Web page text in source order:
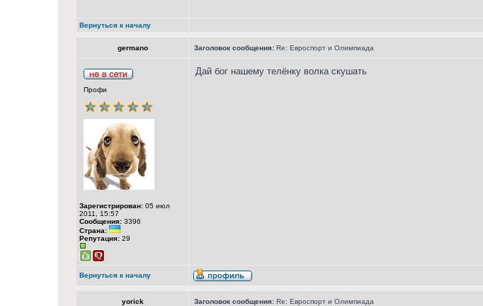
Вернуться к началу
germano Заголовок сообщения: Re: Евроспорт и Олимпиада
Профи
Зарегистрирован: 05 июл
2011, 15:57
Сообщения: 3396
Страна:
Репутация: 29
Дай бог нашему телёнку волка скушать
Вернуться к началу
yorick Заголовок сообщения: Re: Евроспорт и Олимпиада